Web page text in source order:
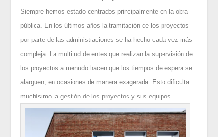
Siempre hemos estado centrados principalmente en la obra
pública. En los últimos años la tramitación de los proyectos
por parte de las administraciones se ha hecho cada vez más
compleja. La multitud de entes que realizan la supervisión de
los proyectos a menudo hacen que los tiempos de espera se
alarguen, en ocasiones de manera exagerada. Esto dificulta
muchísimo la gestión de los proyectos y sus equipos.